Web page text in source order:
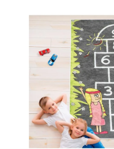
hvězdiček.